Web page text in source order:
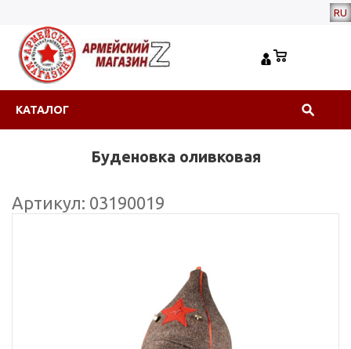
RU
КАТАЛОГ
Буденовка оливковая
Артикул: 03190019